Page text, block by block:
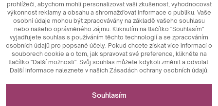
© 2026MAXIM Ceramics Sp. z o. o.
prohlížeči, abychom mohli personalizovat vaši zkušenost, vyhodnocovat
výkonnost reklamy a obsahu a shromažďovat informace o publiku. Vaše
osobní údaje mohou být zpracovávány na základě vašeho souhlasu
nebo našeho oprávněného zájmu. Kliknutím na tlačítko "Souhlasím"
vyjadřujete souhlas s používáním těchto technologií a se zpracováním
osobních údajů pro popsané účely. Pokud chcete získat více informací o
souborech cookie a o tom, jak spravovat své preference, klikněte na
tlačítko "Další možnosti". Svůj souhlas můžete kdykoli změnit a odvolat.
Další informace naleznete v našich Zásadách ochrany osobních údajů.
Nezbytné pro fungování webových stránek
Souhlasím